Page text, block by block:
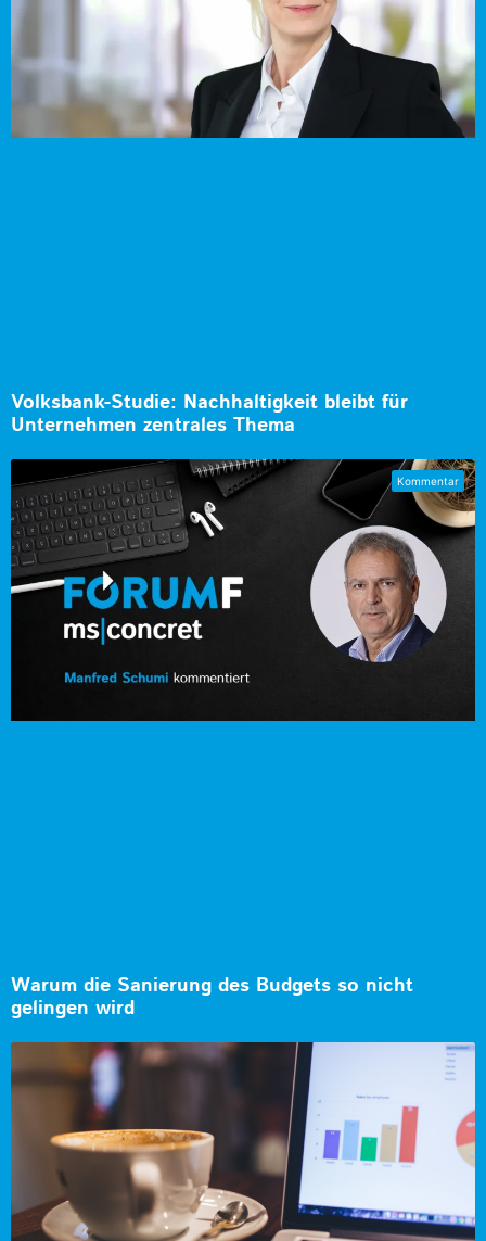
Volksbank-Studie: Nachhaltigkeit bleibt für
Unternehmen zentrales Thema
Warum die Sanierung des Budgets so nicht
gelingen wird